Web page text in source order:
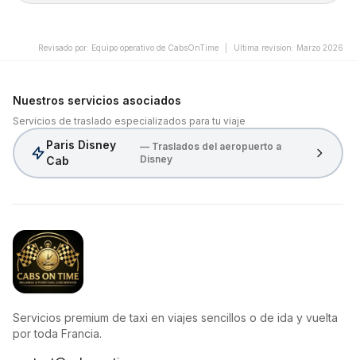
Revisado por: Equipo operativo de CabsOnTime Ultima revision: Marzo 2026
Nuestros servicios asociados
Servicios de traslado especializados para tu viaje
Paris Disney
Cab
— Traslados del aeropuerto a
Disney
CabsOnTime
Servicios premium de taxi en viajes sencillos o de ida y vuelta
por toda Francia.